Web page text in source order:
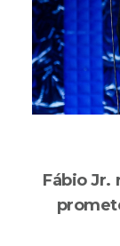
Fábio Jr.